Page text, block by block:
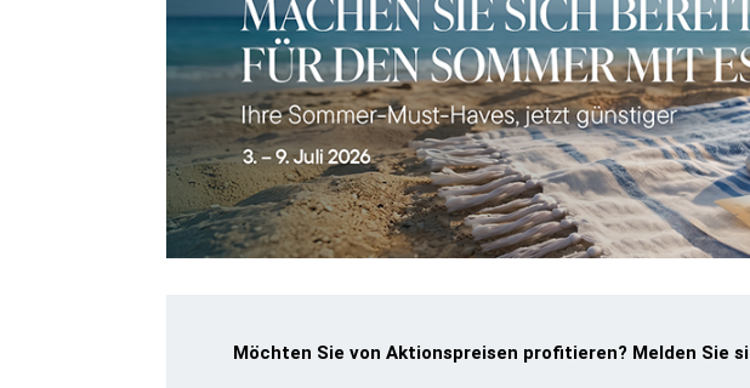
Möchten Sie von Aktionspreisen profitieren? Melden Sie